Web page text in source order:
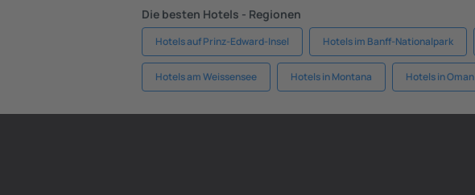
Die besten Hotels - Regionen
Hotels auf Prinz-Edward-Insel Hotels im Banff-Nationalpark
Hotels am Weissensee Hotels in Montana Hotels in Oman